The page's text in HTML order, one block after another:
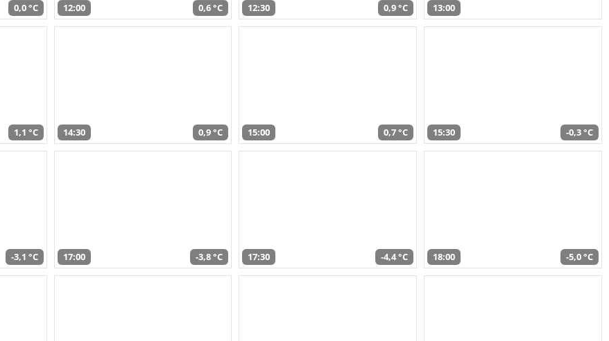
0,0 °C 12:00 0,6 °C 12:30 0,9 °C 13:00
1,1 °C 14:30 0,9 °C 15:00 0,7 °C 15:30 -0,3 °C
-3,1 °C 17:00 -3,8 °C 17:30 -4,4 °C 18:00 -5,0 °C